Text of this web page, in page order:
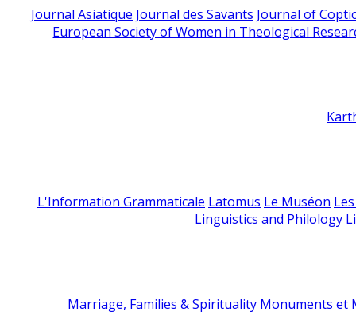
Journal Asiatique Journal des Savants Journal of
European Society of Women in Theological
L'Information Grammaticale Latomus Le Muséon
Linguistics and Philology
Marriage, Families & Spirituality Monuments et